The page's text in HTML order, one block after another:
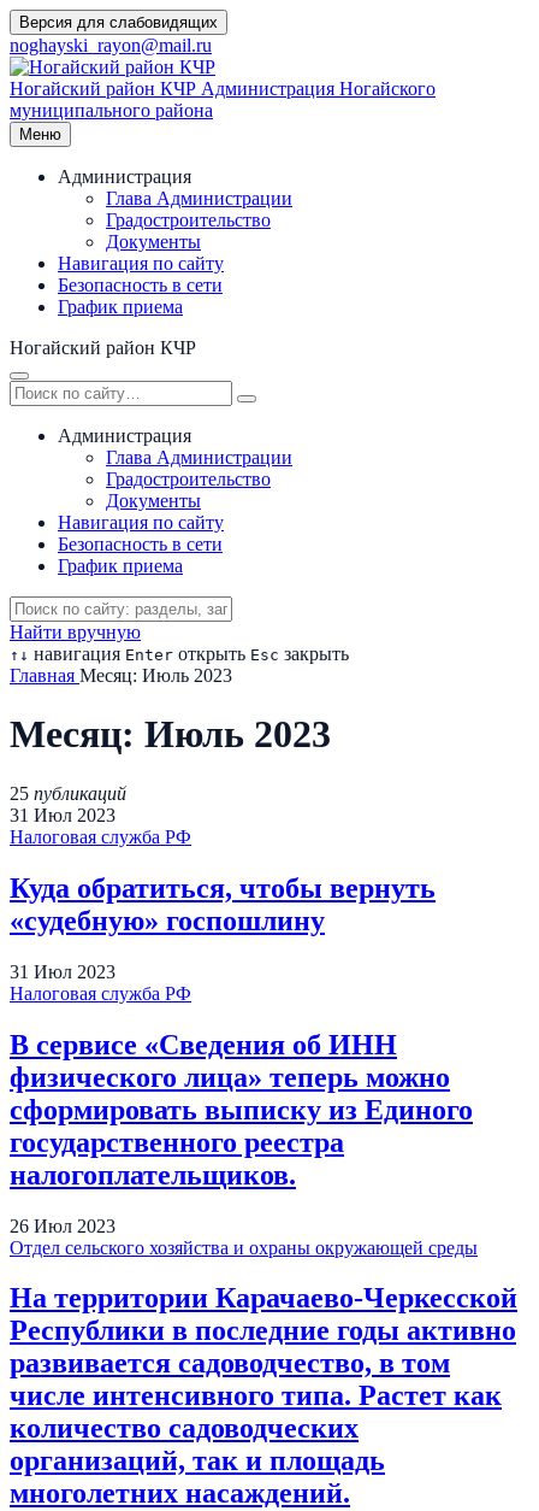
Перейти
к
содержимому
Версия для слабовидящих
noghayski_rayon@mail.ru
Ногайский район КЧР Администрация Ногайского
муниципального района
Меню
Администрация
Глава Администрации
Градостроительство
Документы
Навигация по сайту
Безопасность в сети
График приема
Ногайский район КЧР
Администрация
Глава Администрации
Градостроительство
Документы
Навигация по сайту
Безопасность в сети
График приема
Найти вручную
↑ ↓ навигация Enter открыть Esc закрыть
Главная Месяц: Июль 2023
Месяц: Июль 2023
25 публикаций
31 Июл 2023
Налоговая служба РФ
Куда обратиться, чтобы вернуть
«судебную» госпошлину
31 Июл 2023
Налоговая служба РФ
В сервисе «Сведения об ИНН
физического лица» теперь можно
cформировать выписку из Единого
государственного реестра
налогоплательщиков.
26 Июл 2023
Отдел сельского хозяйства и охраны окружающей среды
На территории Карачаево-Черкесской
Республики в последние годы активно
развивается садоводчество, в том
числе интенсивного типа. Растет как
количество садоводческих
организаций, так и площадь
многолетних насаждений.